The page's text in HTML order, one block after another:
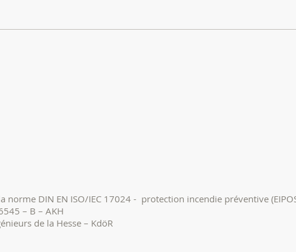
DIN EN ISO/IEC 17024 - protection incendie préventive
– B – AKH
de la Hesse – KdöR